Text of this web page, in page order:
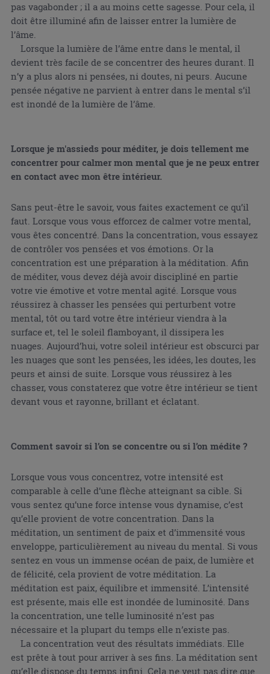
pas vagabonder ; il a au moins cette sagesse. Pour cela, il
doit être illuminé afin de laisser entrer la lumière de
l’âme.
Lorsque la lumière de l’âme entre dans le mental, il
devient très facile de se concentrer des heures durant. Il
n’y a plus alors ni pensées, ni doutes, ni peurs. Aucune
pensée négative ne parvient à entrer dans le mental s’il
est inondé de la lumière de l’âme.
Lorsque je m'assieds pour méditer, je dois tellement me
concentrer pour calmer mon mental que je ne peux entrer
en contact avec mon être intérieur.
Sans peut-être le savoir, vous faites exactement ce qu’il
faut. Lorsque vous vous efforcez de calmer votre mental,
vous êtes concentré. Dans la concentration, vous essayez
de contrôler vos pensées et vos émotions. Or la
concentration est une préparation à la méditation. Afin
de méditer, vous devez déjà avoir discipliné en partie
votre vie émotive et votre mental agité. Lorsque vous
réussirez à chasser les pensées qui perturbent votre
mental, tôt ou tard votre être intérieur viendra à la
surface et, tel le soleil flamboyant, il dissipera les
nuages. Aujourd’hui, votre soleil intérieur est obscurci par
les nuages que sont les pensées, les idées, les doutes, les
peurs et ainsi de suite. Lorsque vous réussirez à les
chasser, vous constaterez que votre être intérieur se tient
devant vous et rayonne, brillant et éclatant.
Comment savoir si l’on se concentre ou si l’on médite ?
Lorsque vous vous concentrez, votre intensité est
comparable à celle d’une flèche atteignant sa cible. Si
vous sentez qu’une force intense vous dynamise, c’est
qu’elle provient de votre concentration. Dans la
méditation, un sentiment de paix et d’immensité vous
enveloppe, particulièrement au niveau du mental. Si vous
sentez en vous un immense océan de paix, de lumière et
de félicité, cela provient de votre méditation. La
méditation est paix, équilibre et immensité. L’intensité
est présente, mais elle est inondée de luminosité. Dans
la concentration, une telle luminosité n’est pas
nécessaire et la plupart du temps elle n’existe pas.
La concentration veut des résultats immédiats. Elle
est prête à tout pour arriver à ses fins. La méditation sent
qu’elle dispose du temps infini. Cela ne veut pas dire que